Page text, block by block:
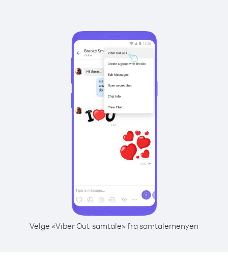
Velge «Viber Out-samtale» fra samtalemenyen